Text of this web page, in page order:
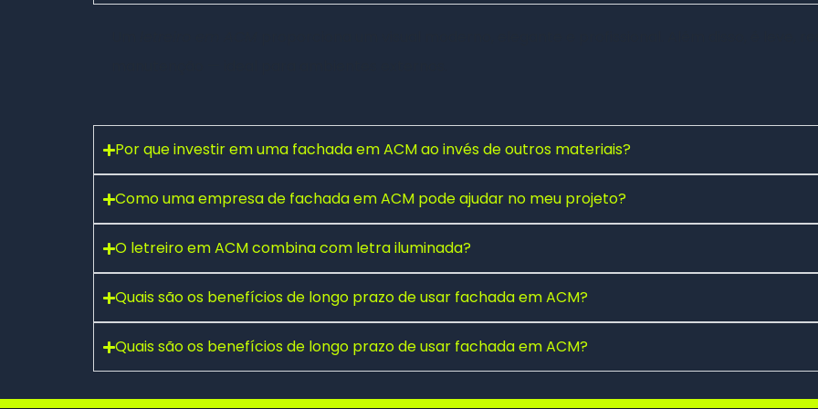
Por que investir em uma fachada em ACM ao invés de outros materiais?
Como uma empresa de fachada em ACM pode ajudar no meu projeto?
O letreiro em ACM combina com letra iluminada?
Quais são os benefícios de longo prazo de usar fachada em ACM?
Quais são os benefícios de longo prazo de usar fachada em ACM?
Preencha seus dados e falaremos agora!
(opcional)
Seu WhatsApp*